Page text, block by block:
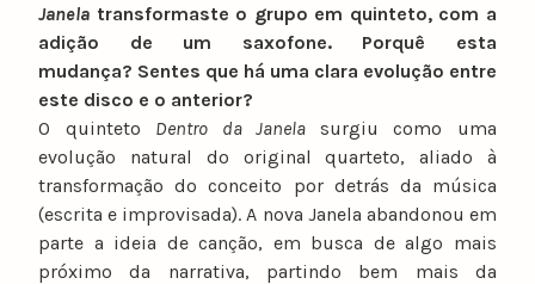
Janela transformaste o grupo em quinteto, com a
adição de um saxofone. Porquê esta
mudança? Sentes que há uma clara evolução entre
este disco e o anterior?
O quinteto Dentro da Janela surgiu como uma
evolução natural do original quarteto, aliado à
transformação do conceito por detrás da música
(escrita e improvisada). A nova Janela abandonou em
parte a ideia de canção, em busca de algo mais
próximo da narrativa, partindo bem mais da